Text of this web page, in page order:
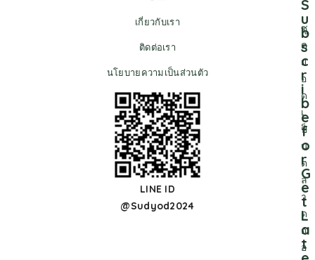
เกี่ยวกับเรา
ติดต่อเรา
นโยบายความเป็นส่วนตัว
LINE ID
@Sudyod2024
ซู
ด
ย
อ
ด
เ
ป็
น
ต
ล
า
ด
อ
อ
S
u
b
s
c
r
i
b
e
f
o
r
G
e
t
L
a
t